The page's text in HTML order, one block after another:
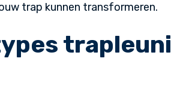
trap kunnen transformeren.